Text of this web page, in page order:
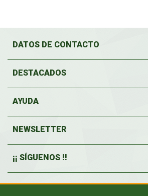
DATOS DE CONTACTO
DESTACADOS
AYUDA
NEWSLETTER
¡¡ SÍGUENOS !!